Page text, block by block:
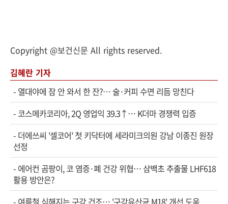
Copyright @보건신문 All rights reserved.
김혜란 기자
- 열대야에 잠 안 와서 한 잔?… 술·커피 수면 리듬 망친다
- 코스메카코리아, 2Q 영업익 39.3↑… K더마 경쟁력 입증
- 더에쓰씨 '셀코어' 첫 키닥터에 세라미크의원 강남 이종진 원장
선정
- 에어컨 곰팡이, 코 염증·폐 건강 위협… 삼백초 추출물 LHF618
활용 방안은?